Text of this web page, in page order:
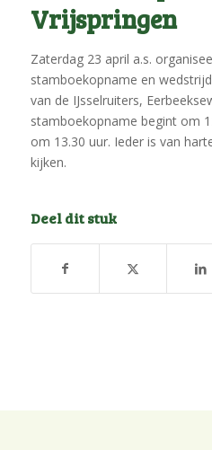
Vrijspringen
Zaterdag 23 april a.s.
stamboekopname en
van de IJsselruiters,
stamboekopname begint om
om 13.30 uur. Ieder is van
kijken.
Deel dit stuk